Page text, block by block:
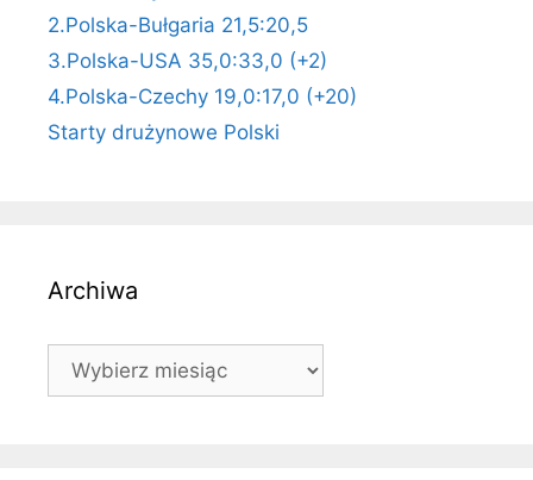
2.Polska-Bułgaria 21,5:20,5
3.Polska-USA 35,0:33,0 (+2)
4.Polska-Czechy 19,0:17,0 (+20)
Starty drużynowe Polski
Archiwa
Archiwa